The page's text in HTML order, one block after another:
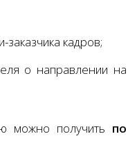
кадров;
о направлении на
можно получить по